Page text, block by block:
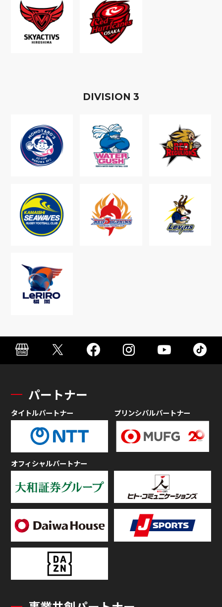
DIVISION 3
パートナー
タイトルパートナー プリンシパルパートナー
オフィシャルパートナー